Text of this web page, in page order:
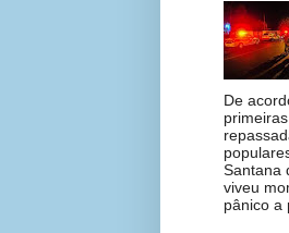
De
Santana
viveu
pânico a